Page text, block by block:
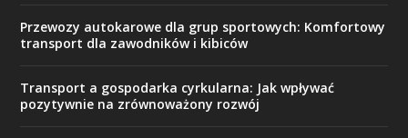
Przewozy autokarowe dla grup sportowych: Komfortowy
transport dla zawodników i kibiców
Transport a gospodarka cyrkularna: Jak wpływać
pozytywnie na zrównoważony rozwój